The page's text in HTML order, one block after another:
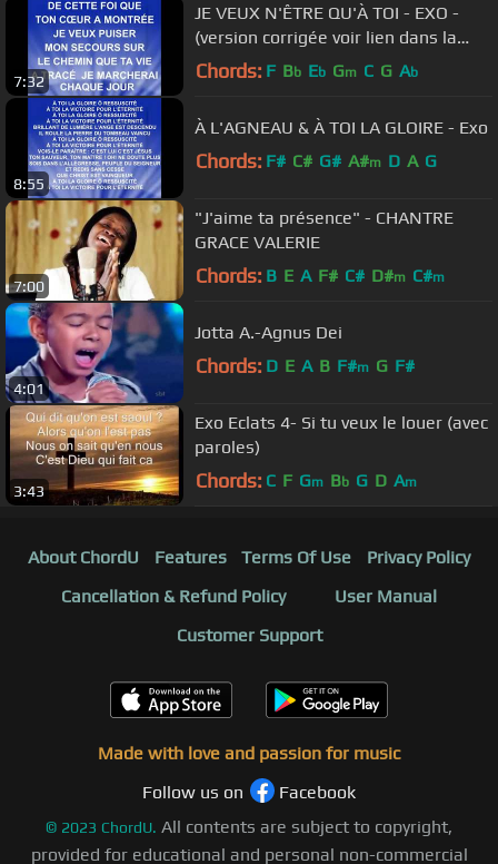
7:32
JE VEUX N'ÊTRE QU'À TOI - EXO -
(version corrigée voir lien dans la
description)
Chords: F Bb Eb Gm C G Ab
8:55
À L'AGNEAU & À TOI LA GLOIRE - Exo
Chords: F# C# G# A#m D A G
7:00
"J'aime ta présence" - CHANTRE
GRACE VALERIE
Chords: B E A F# C# D#m C#m
4:01
Jotta A.-Agnus Dei
Chords: D E A B F#m G F#
3:43
Exo Eclats 4- Si tu veux le louer (avec
paroles)
Chords: C F Gm Bb G D Am
About ChordU Features Terms Of Use
Privacy Policy
Cancellation & Refund Policy
User Manual
Customer Support
Made with love and passion for music
Follow us on
Facebook
© 2023 ChordU. All contents are subject to copyright,
provided for educational and personal non-commercial